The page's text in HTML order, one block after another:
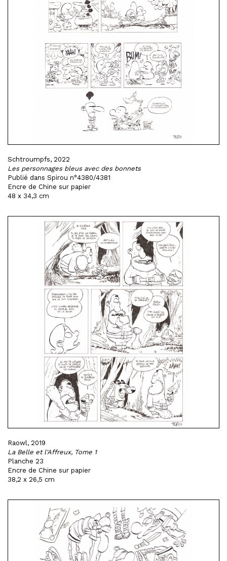
Schtroumpfs, 2022
Les personnages bleus avec des bonnets
Publié dans Spirou n°4380/4381
Encre de Chine sur papier
48 x 34,3 cm
Raowl, 2019
La Belle et l'Affreux, Tome 1
Planche 23
Encre de Chine sur papier
38,2 x 26,5 cm